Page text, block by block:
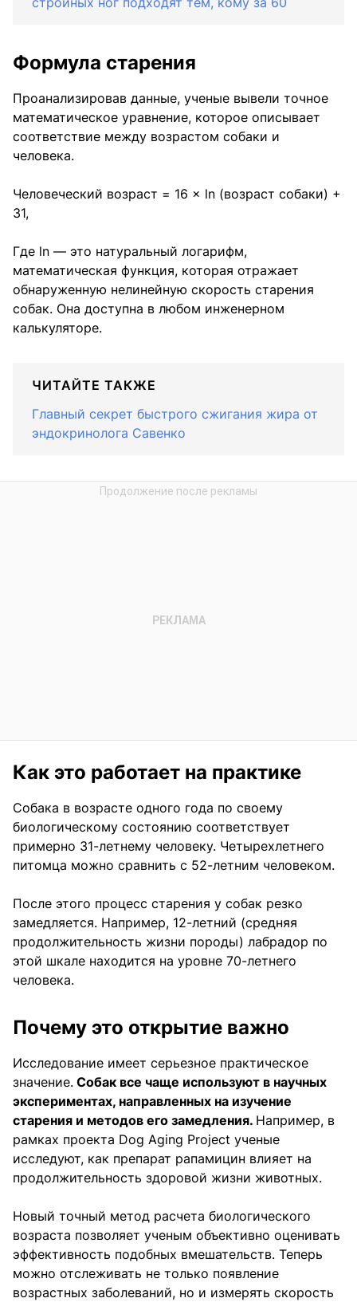
Формула старения
Проанализировав данные, ученые вывели точное
математическое уравнение, которое описывает
соответствие между возрастом собаки и
человека.
Человеческий возраст = 16 × ln (возраст собаки) +
31,
Где ln — это натуральный логарифм,
математическая функция, которая отражает
обнаруженную нелинейную скорость старения
собак. Она доступна в любом инженерном
калькуляторе.
ЧИТАЙТЕ ТАКЖЕ
Главный секрет быстрого сжигания жира от
эндокринолога Савенко
Как это работает на практике
Собака в возрасте одного года по своему
биологическому состоянию соответствует
примерно 31-летнему человеку. Четырехлетнего
питомца можно сравнить с 52-летним человеком.
После этого процесс старения у собак резко
замедляется. Например, 12-летний (средняя
продолжительность жизни породы) лабрадор по
этой шкале находится на уровне 70-летнего
человека.
Почему это открытие важно
Исследование имеет серьезное практическое
значение. Собак все чаще используют в научных
экспериментах, направленных на изучение
старения и методов его замедления. Например, в
рамках проекта Dog Aging Project ученые
исследуют, как препарат рапамицин влияет на
продолжительность здоровой жизни животных.
Новый точный метод расчета биологического
возраста позволяет ученым объективно оценивать
эффективность подобных вмешательств. Теперь
можно отслеживать не только появление
возрастных заболеваний, но и измерять скорость